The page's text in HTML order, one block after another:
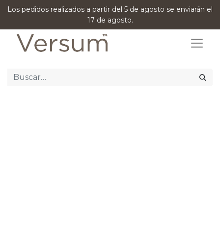
Los pedidos realizados a partir del 5 de agosto se enviarán el
17 de agosto.